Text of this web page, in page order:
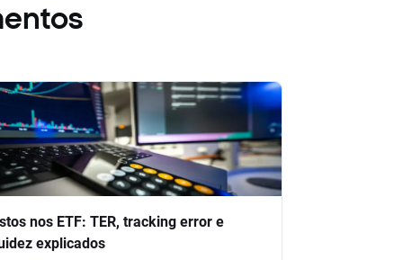
nos ETF: TER, tracking error e
explicados